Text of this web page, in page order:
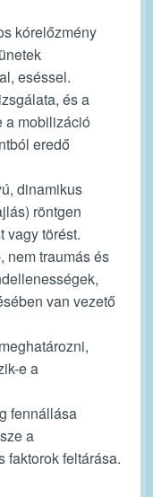
kórelőzmény
eséssel.
és a
a mobilizáció
eredő
dinamikus
röntgen
vagy törést.
nem traumás és
van vezető
e a
fennállása
a
feltárása.